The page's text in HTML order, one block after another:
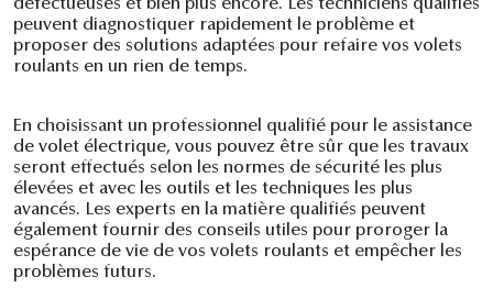
défectueuses et bien plus encore. Les techniciens qualifiés
peuvent diagnostiquer rapidement le problème et
proposer des solutions adaptées pour refaire vos volets
roulants en un rien de temps.
En choisissant un professionnel qualifié pour le assistance
de volet électrique, vous pouvez être sûr que les travaux
seront effectués selon les normes de sécurité les plus
élevées et avec les outils et les techniques les plus
avancés. Les experts en la matière qualifiés peuvent
également fournir des conseils utiles pour proroger la
espérance de vie de vos volets roulants et empêcher les
problèmes futurs.